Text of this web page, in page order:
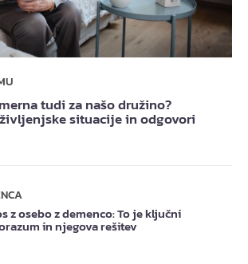
tudi za našo družino?
situacije in odgovori
z osebo z demenco: To je ključni
in njegova rešitev